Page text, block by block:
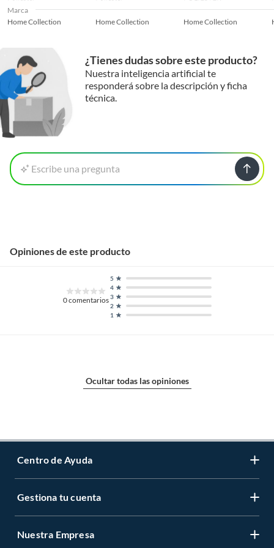
Marca
Home Collection
Home Collection Home Collection
¿Tienes dudas sobre este producto?
Nuestra inteligencia artificial te
responderá sobre la descripción y ficha
técnica.
Escribe una pregunta
Opiniones de este producto
0comentarios
1
2
3
4
5
Ocultar todas las opiniones
Centro de Ayuda
Servicio al Cliente
Gestiona tu cuenta
Gestiona tu cuenta
Nuestra Empresa